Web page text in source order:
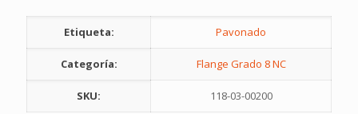
Etiqueta: Pavonado
Categoría: Flange Grado 8 NC
SKU: 118-03-00200